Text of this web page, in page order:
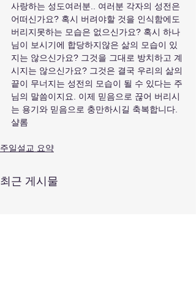
사랑하는 성도여러분.. 여러분 각자의 성전은
어떠신가요? 혹시 버려야할 것을 인식함에도
버리지못하는 모습은 없으신가요? 혹시 하나
님이 보시기에 합당하지않은 삶의 모습이 있
지는 않으신가요? 그것을 그대로 방치하고 계
시지는 않으신가요? 그것은 결국 우리의 삶의
끝이 무너지는 성전의 모습이 될 수 있다는 주
님의 말씀이지요. 이제 믿음으로 끊어 버리시
는 용기와 믿음으로 충만하시길 축복합니다.
샬롬
주일설교 요약
최근 게시물